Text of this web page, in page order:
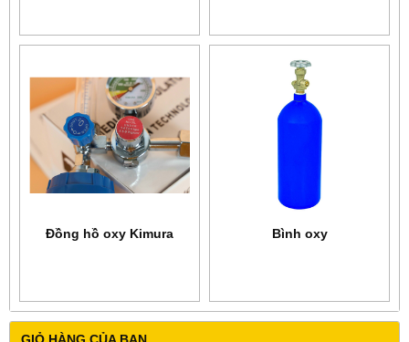
GIỎ HÀNG CỦA BẠN
Đồng hồ oxy Kimura Bình oxy